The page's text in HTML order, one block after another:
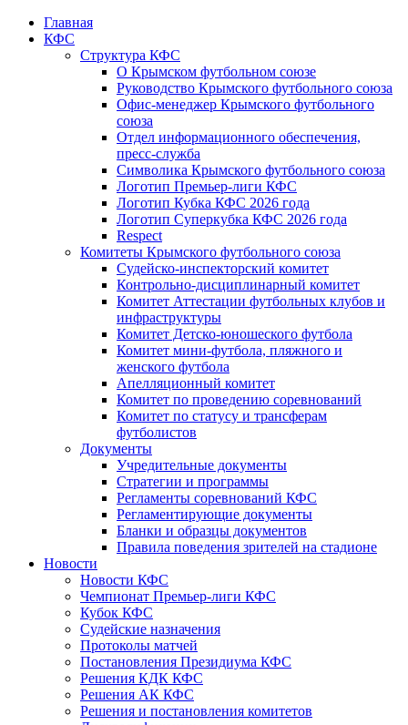
Главная
КФС
Структура КФС
О Крымском футбольном союзе
Руководство Крымского футбольного союза
Офис-менеджер Крымского футбольного
союза
Отдел информационного обеспечения,
пресс-служба
Символика Крымского футбольного союза
Логотип Премьер-лиги КФС
Логотип Кубка КФС 2026 года
Логотип Суперкубка КФС 2026 года
Respect
Комитеты Крымского футбольного союза
Судейско-инспекторский комитет
Контрольно-дисциплинарный комитет
Комитет Аттестации футбольных клубов и
инфраструктуры
Комитет Детско-юношеского футбола
Комитет мини-футбола, пляжного и
женского футбола
Апелляционный комитет
Комитет по проведению соревнований
Комитет по статусу и трансферам
футболистов
Документы
Учредительные документы
Стратегии и программы
Регламенты соревнований КФС
Регламентирующие документы
Бланки и образцы документов
Правила поведения зрителей на стадионе
Новости
Новости КФС
Чемпионат Премьер-лиги КФС
Кубок КФС
Судейские назначения
Протоколы матчей
Постановления Президиума КФС
Решения КДК КФС
Решения АК КФС
Решения и постановления комитетов